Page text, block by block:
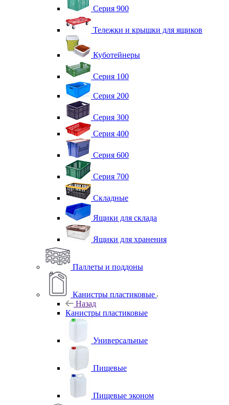
Серия 900
Тележки и крышки для ящиков
Куботейнеры
Серия 100
Серия 200
Серия 300
Серия 400
Серия 600
Серия 700
Складные
Ящики для склада
Ящики для хранения
Паллеты и поддоны
Канистры пластиковые
Назад
Канистры пластиковые
Универсальные
Пищевые
Пищевые эконом